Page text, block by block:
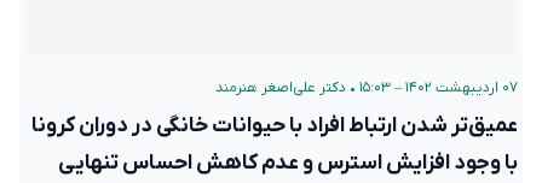
۰۷ اردیبهشت ۱۴۰۲ – ۱۵:۰۳ • دکتر علی‌اصغر هنرمند
عمیق‌تر شدن ارتباط افراد با حیوانات‌ خانگی‌ در دوران کرونا
با وجود افزایش استرس و عدم کاهش احساس تنهایی